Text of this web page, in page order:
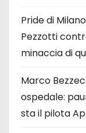
Pride di
Pezzotti
minaccia di
Marco
ospedale:
sta il pilota